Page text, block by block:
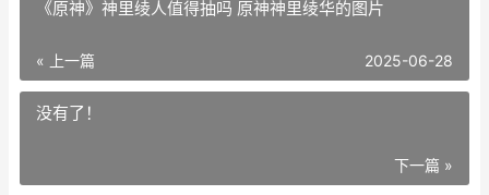
《原神》神里绫人值得抽吗 原神神里绫华的图片
« 上一篇 2025-06-28
没有了！
下一篇 »